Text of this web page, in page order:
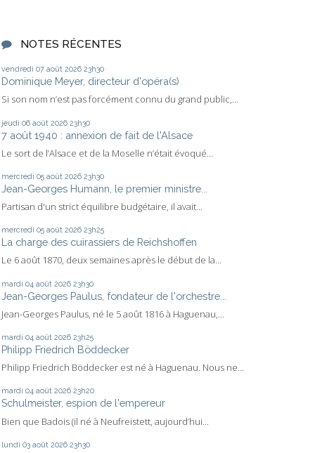
NOTES RÉCENTES
vendredi 07 août 2026 23h30
Dominique Meyer, directeur d'opéra(s)
Si son nom n’est pas forcément connu du grand public,...
jeudi 06 août 2026 23h30
7 août 1940 : annexion de fait de l'Alsace
Le sort de l’Alsace et de la Moselle n’était évoqué...
mercredi 05 août 2026 23h30
Jean-Georges Humann, le premier ministre...
Partisan d'un strict équilibre budgétaire, il avait...
mercredi 05 août 2026 23h25
La charge des cuirassiers de Reichshoffen
Le 6 août 1870, deux semaines après le début de la...
mardi 04 août 2026 23h30
Jean-Georges Paulus, fondateur de l'orchestre...
Jean-Georges Paulus, né le 5 août 1816 à Haguenau,...
mardi 04 août 2026 23h25
Philipp Friedrich Böddecker
Philipp Friedrich Böddecker est né à Haguenau. Nous ne...
mardi 04 août 2026 23h20
Schulmeister, espion de l'empereur
Bien que Badois (il né à Neufreistett, aujourd’hui...
lundi 03 août 2026 23h30